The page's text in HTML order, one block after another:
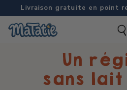
Passer
au
contenu
Pause
Livraison gratuite en point
M
Un
sans